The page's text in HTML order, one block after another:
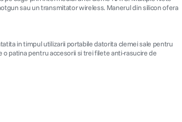
sau un transmitator wireless. Manerul din silicon ofera
in timpul utilizarii portabile datorita clemei sale pentru
patina pentru accesorii si trei filete anti-rasucire de